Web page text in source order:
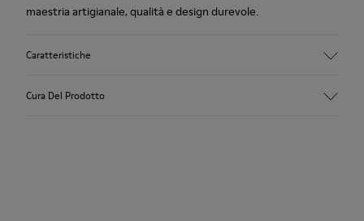
maestria artigianale, qualità e design durevole.
Caratteristiche
Cura Del Prodotto